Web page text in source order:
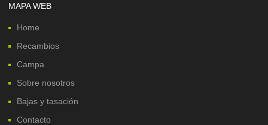
MAPA WEB
Home
Recambios
Campa
Sobre nosotros
Bajas y tasación
Contacto